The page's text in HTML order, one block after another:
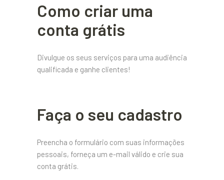
Como criar uma
conta grátis
Divulgue os seus serviços para uma audiência
qualificada e ganhe clientes!
Faça o seu cadastro
Preencha o formulário com suas informações
pessoais, forneça um e-mail válido e crie sua
conta grátis.